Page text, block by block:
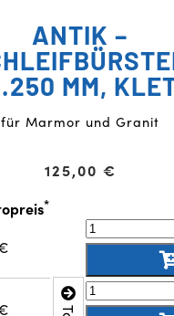
ANTIK –
MM,
für Marmor und Granit
125,00 €
*